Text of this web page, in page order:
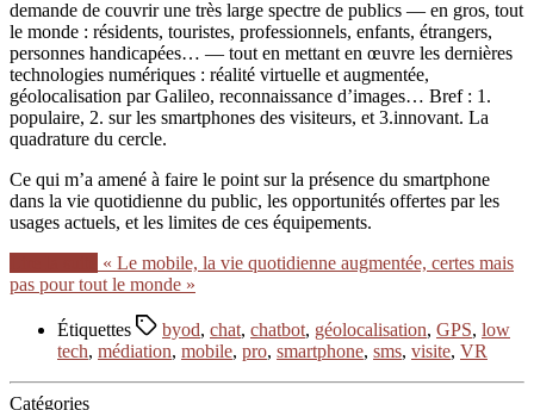
demande de couvrir une très large spectre de publics — en gros, tout
le monde : résidents, touristes, professionnels, enfants, étrangers,
personnes handicapées… — tout en mettant en œuvre les dernières
technologies numériques : réalité virtuelle et augmentée,
géolocalisation par Galileo, reconnaissance d’images… Bref : 1.
populaire, 2. sur les smartphones des visiteurs, et 3.innovant. La
quadrature du cercle.
Ce qui m’a amené à faire le point sur la présence du smartphone
dans la vie quotidienne du public, les opportunités offertes par les
usages actuels, et les limites de ces équipements.
« Le mobile, la vie quotidienne augmentée, certes mais
pas pour tout le monde »
Étiquettes byod, chat, chatbot, géolocalisation, GPS, low
tech, médiation, mobile, pro, smartphone, sms, visite, VR
Catégories